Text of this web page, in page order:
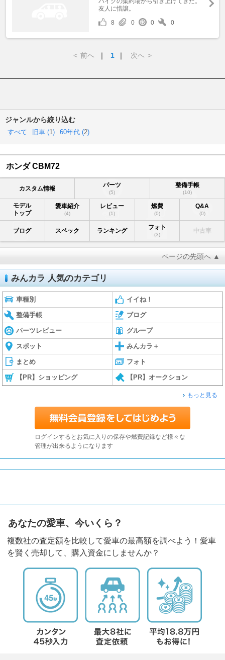
友人に惜譲。
8
0 0 0
< 前へ ｜ 1 ｜ 次へ >
ジャンルから絞り込む
すべて 旧車 (1) 60年代 (2)
ホンダ CBM72
カスタム情報 パーツ
(5)
整備手帳
(10)
モデル
トップ
愛車紹介
(4)
レビュー
(1)
燃費
(0)
Q&A
(0)
ブログ スペック ランキング フォト
(3)
中古車
ページの先頭へ ▲
みんカラ 人気のカテゴリ
車種別 イイね！
整備手帳 ブログ
パーツレビュー グループ
スポット みんカラ＋
まとめ フォト
【PR】ショッピング 【PR】オークション
もっと見る
ログインするとお気に入りの保存や燃費記録など様々な
管理が出来るようになります
あなたの愛車、今いくら？
複数社の査定額を比較して愛車の最高額を調べよう！愛車
を賢く売却して、購入資金にしませんか？